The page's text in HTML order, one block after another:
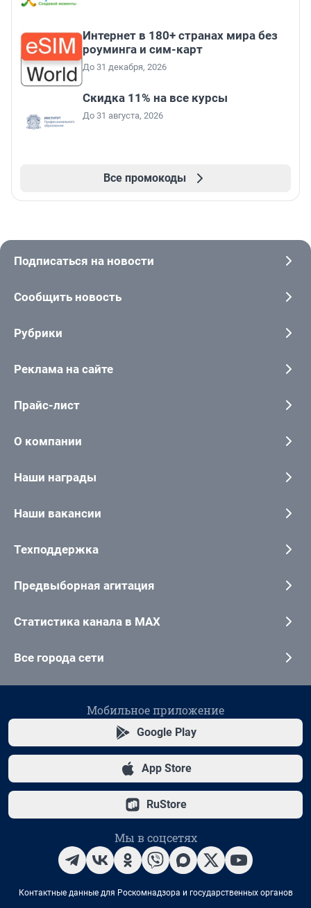
Интернет в 180+ странах мира без
роуминга и сим-карт
До 31 декабря, 2026
Скидка 11% на все курсы
До 31 августа, 2026
Все промокоды
Подписаться на новости
Сообщить новость
Рубрики
Реклама на сайте
Прайс-лист
О компании
Наши награды
Наши вакансии
Техподдержка
Предвыборная агитация
Статистика канала в MAX
Все города сети
Мобильное приложение
Google Play
App Store
RuStore
Мы в соцсетях
Контактные данные для Роскомнадзора и государственных органов